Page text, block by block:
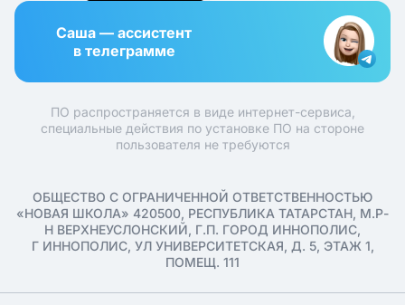
Саша — ассистент
в телеграмме
ПО распространяется в виде интернет-сервиса,
специальные действия по установке ПО на стороне
пользователя не требуются
ОБЩЕСТВО С ОГРАНИЧЕННОЙ ОТВЕТСТВЕННОСТЬЮ
«НОВАЯ ШКОЛА» 420500, РЕСПУБЛИКА ТАТАРСТАН, М.Р-
Н ВЕРХНЕУСЛОНСКИЙ, Г.П. ГОРОД ИННОПОЛИС,
Г ИННОПОЛИС, УЛ УНИВЕРСИТЕТСКАЯ, Д. 5, ЭТАЖ 1,
ПОМЕЩ. 111